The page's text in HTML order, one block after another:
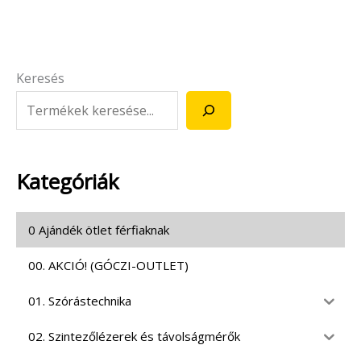
Keresés
Kategóriák
0 Ajándék ötlet férfiaknak
00. AKCIÓ! (GÓCZI-OUTLET)
01. Szórástechnika
02. Szintezőlézerek és távolságmérők